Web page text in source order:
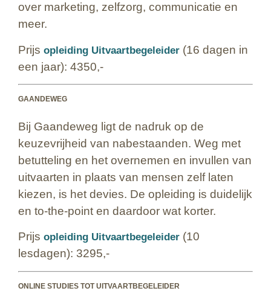
over marketing, zelfzorg, communicatie en
meer.
Prijs opleiding Uitvaartbegeleider (16 dagen in
een jaar): 4350,-
GAANDEWEG
Bij Gaandeweg ligt de nadruk op de
keuzevrijheid van nabestaanden. Weg met
betutteling en het overnemen en invullen van
uitvaarten in plaats van mensen zelf laten
kiezen, is het devies. De opleiding is duidelijk
en to-the-point en daardoor wat korter.
Prijs opleiding Uitvaartbegeleider (10
lesdagen): 3295,-
ONLINE STUDIES TOT UITVAARTBEGELEIDER